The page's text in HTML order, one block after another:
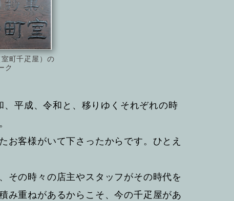
町千疋屋）の
ク
平成、令和と、移りゆくそれぞれの時
お客様がいて下さったからです。ひとえ
その時々の店主やスタッフがその時代を
み重ねがあるからこそ、今の千疋屋があ